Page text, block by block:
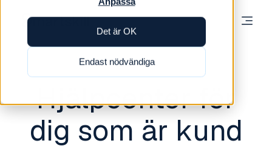
Det är OK
Endast nödvändiga
Hjälpcenter för
dig som är kund